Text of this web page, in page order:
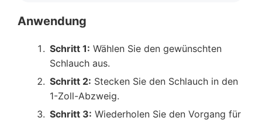
Anwendung
Schritt 1: Wählen Sie den gewünschten
Schlauch aus.
Schritt 2: Stecken Sie den Schlauch in den
1-Zoll-Abzweig.
Schritt 3: Wiederholen Sie den Vorgang für